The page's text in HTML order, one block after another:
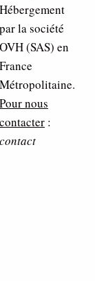
Hébergement
par la société
OVH (SAS) en
France
Métropolitaine.
Pour nous
contacter :
contact